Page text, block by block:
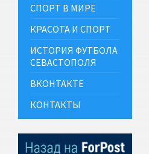
СПОРТ В МИРЕ
КРАСОТА И СПОРТ
ИСТОРИЯ ФУТБОЛА
СЕВАСТОПОЛЯ
ВКОНТАКТЕ
КОНТАКТЫ